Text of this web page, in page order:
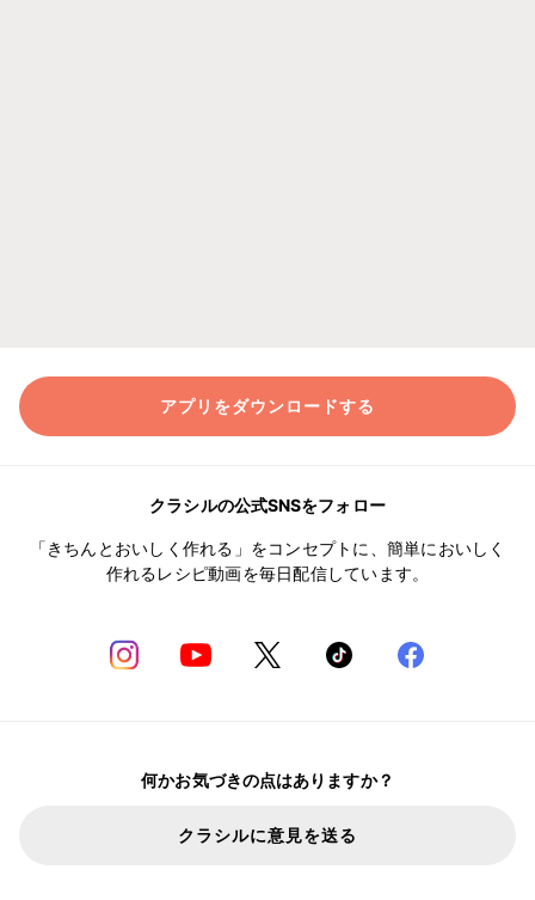
アプリをダウンロードする
クラシルの公式SNSをフォロー
「きちんとおいしく作れる」をコンセプトに、簡単においしく
作れるレシピ動画を毎日配信しています。
何かお気づきの点はありますか？
クラシルに意見を送る